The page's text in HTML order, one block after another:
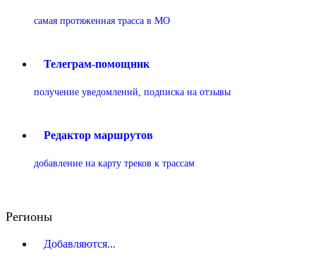
самая протяженная трасса в МО
Телеграм-помощник
получение уведомлений, подписка на отзывы
Редактор маршрутов
добавление на карту треков к трассам
Регионы
Добавляются...